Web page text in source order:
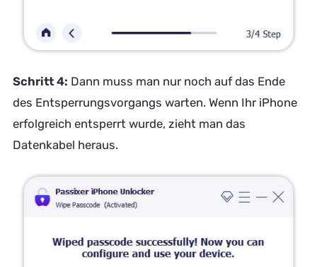
Schritt 4: Dann muss man nur noch auf das Ende
des Entsperrungsvorgangs warten. Wenn Ihr iPhone
erfolgreich entsperrt wurde, zieht man das
Datenkabel heraus.